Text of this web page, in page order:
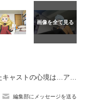
編集部にメッセージを送る